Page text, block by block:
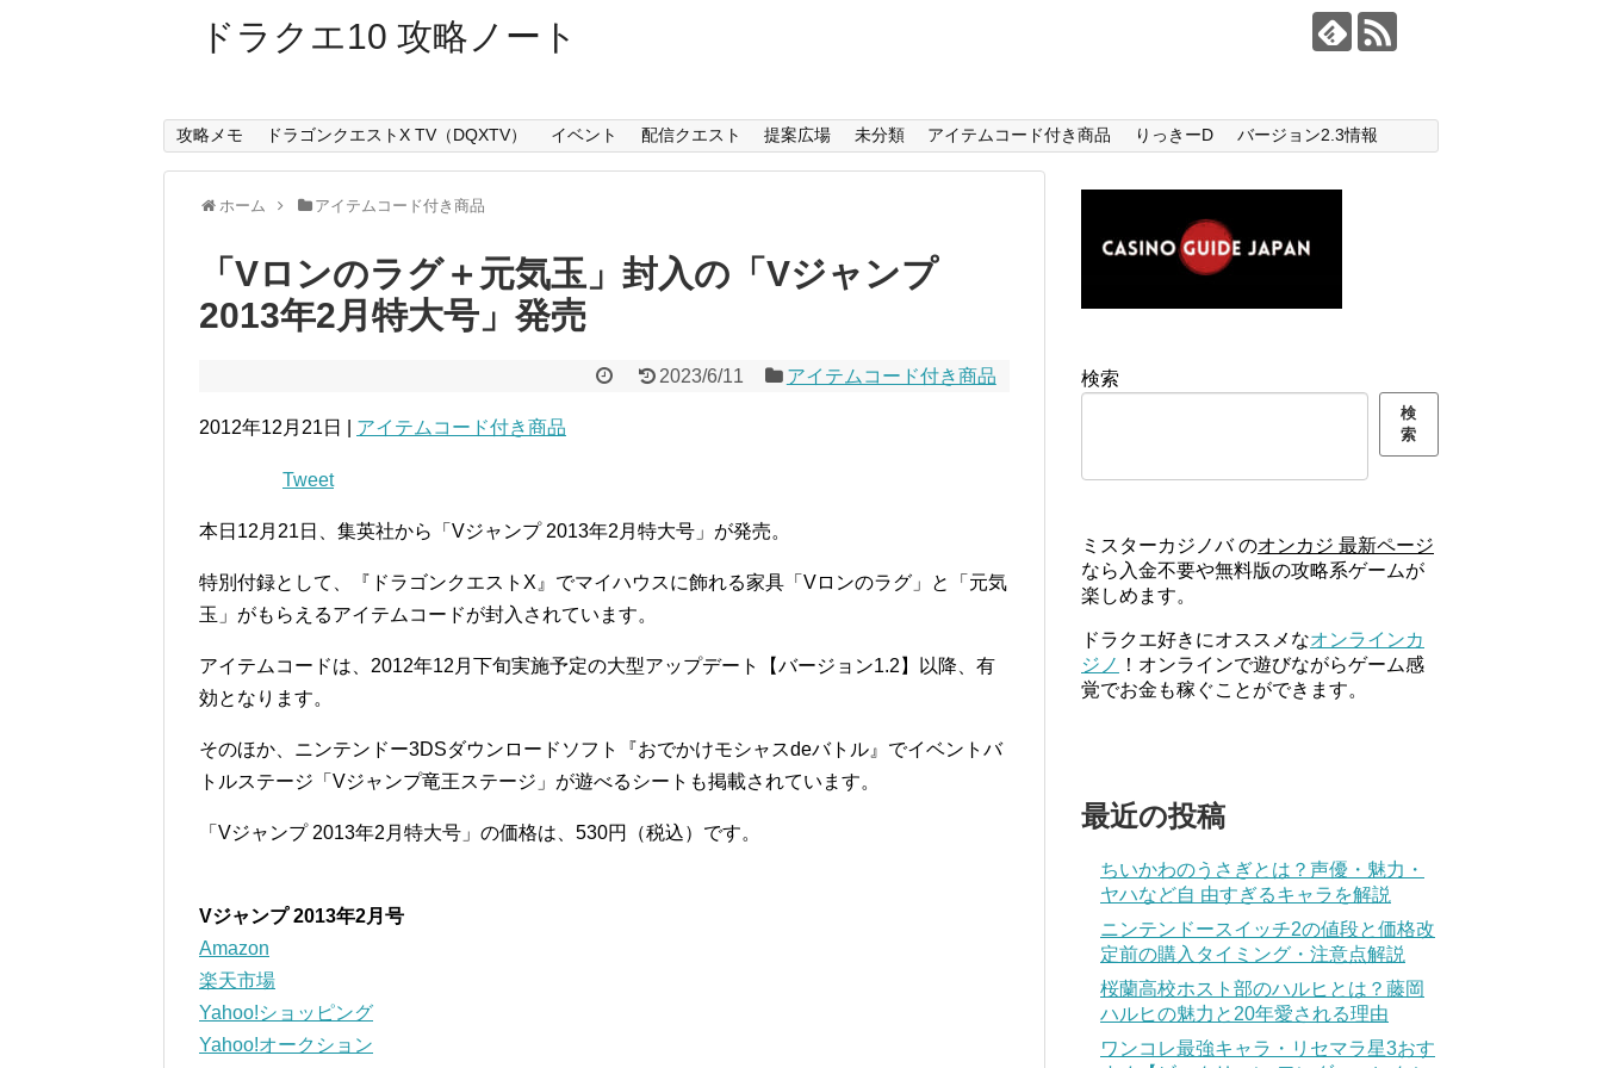
ドラクエ10 攻略ノート
攻略メモ ドラゴンクエストX TV（DQXTV） イベント 配信クエスト 提案広場 未分類 アイテムコード付き商品 りっきーD バージョン2.3情報
ホーム アイテムコード付き商品
「Vロンのラグ＋元気玉」封入の「Vジャンプ
2013年2月特大号」発売
2023/6/11 アイテムコード付き商品
2012年12月21日 | アイテムコード付き商品
Tweet
本日12月21日、集英社から「Vジャンプ 2013年2月特大号」が発売。
特別付録として、『ドラゴンクエストX』でマイハウスに飾れる家具「Vロンのラグ」と「元気
玉」がもらえるアイテムコードが封入されています。
アイテムコードは、2012年12月下旬実施予定の大型アップデート【バージョン1.2】以降、有
効となります。
そのほか、ニンテンドー3DSダウンロードソフト『おでかけモシャスdeバトル』でイベントバ
トルステージ「Vジャンプ竜王ステージ」が遊べるシートも掲載されています。
「Vジャンプ 2013年2月特大号」の価格は、530円（税込）です。
Vジャンプ 2013年2月号
Amazon
楽天市場
Yahoo!ショッピング
Yahoo!オークション
検索
検
索
ミスターカジノバ のオンカジ 最新ページ
なら入金不要や無料版の攻略系ゲームが
楽しめます。
ドラクエ好きにオススメなオンラインカ
ジノ ！オンラインで遊びながらゲーム感
覚でお金も稼ぐことができます。
最近の投稿
ちいかわのうさぎとは？声優・魅力・
ヤハなど自 由すぎるキャラを解説
ニンテンドースイッチ2の値段と価格改
定前の購入タイミング・注意点解説
桜蘭高校ホスト部のハルヒとは？藤岡
ハルヒの魅力と20年愛される理由
ワンコレ最強キャラ・リセマラ星3おす